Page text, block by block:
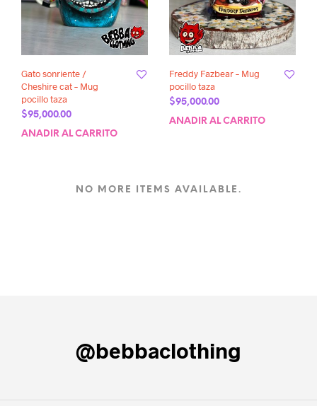
Gato sonriente /
Cheshire cat – Mug
pocillo taza
$95,000.00
AÑADIR AL CARRITO
Freddy Fazbear – Mug
pocillo taza
$95,000.00
AÑADIR AL CARRITO
NO MORE ITEMS AVAILABLE.
@bebbaclothing